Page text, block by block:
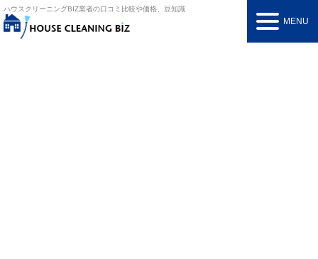
ハウスクリーニングBIZ業者の口コミ比較や価格、豆知識
MENU